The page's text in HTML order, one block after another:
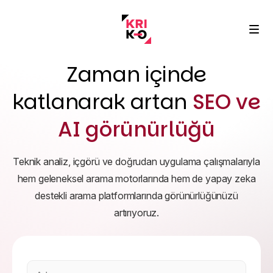
Performans Pazarlaması
Hızlı ve karlı büyüme
SEO & AI
Arama ve yapay zeka uyumu
Başarı Hikayeleri
Gerçek markalar, gerçek sonuçlar
Zaman içinde
katlanarak artan SEO ve
AI görünürlüğü
Teknik analiz, içgörü ve doğrudan uygulama çalışmalarıyla
hem geleneksel arama motorlarında hem de yapay zeka
destekli arama platformlarında görünürlüğünüzü
artırıyoruz.